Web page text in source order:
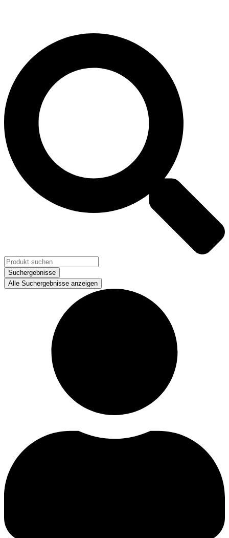
Suchergebnisse
Alle Suchergebnisse anzeigen